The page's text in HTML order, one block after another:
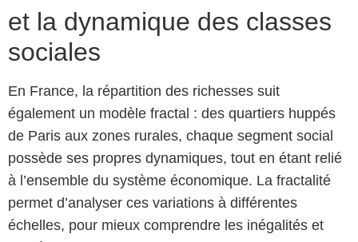
et la dynamique des classes
sociales
En France, la répartition des richesses suit
également un modèle fractal : des quartiers huppés
de Paris aux zones rurales, chaque segment social
possède ses propres dynamiques, tout en étant relié
à l’ensemble du système économique. La fractalité
permet d’analyser ces variations à différentes
échelles, pour mieux comprendre les inégalités et